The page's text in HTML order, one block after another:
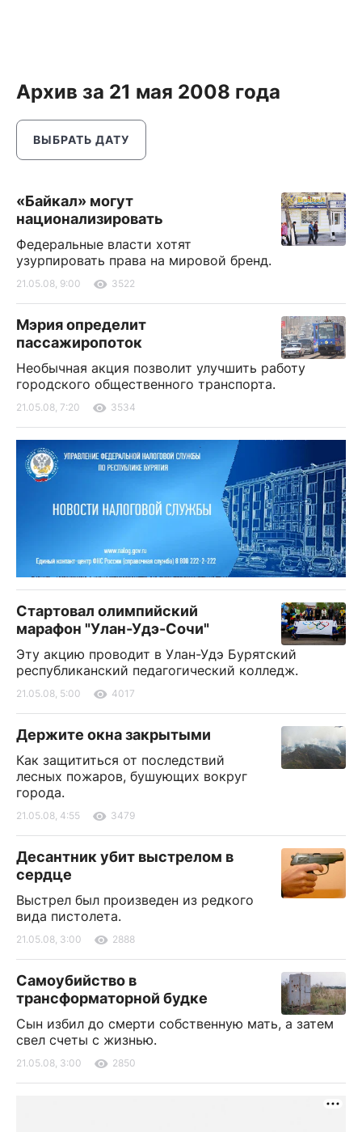
Архив за 21 мая 2008 года
ВЫБРАТЬ ДАТУ
«Байкал» могут
национализировать
Федеральные власти хотят
узурпировать права на мировой бренд.
21.05.08, 9:00 3522
Мэрия определит
пассажиропоток
Необычная акция позволит улучшить работу
городского общественного транспорта.
21.05.08, 7:20 3534
Стартовал олимпийский
марафон "Улан-Удэ-Сочи"
Эту акцию проводит в Улан-Удэ Бурятский
республиканский педагогический колледж.
21.05.08, 5:00 4017
Держите окна закрытыми
Как защититься от последствий
лесных пожаров, бушующих вокруг
города.
21.05.08, 4:55 3479
Десантник убит выстрелом в
сердце
Выстрел был произведен из редкого
вида пистолета.
21.05.08, 3:00 2888
Самоубийство в
трансформаторной будке
Сын избил до смерти собственную мать, а затем
свел счеты с жизнью.
21.05.08, 3:00 2850